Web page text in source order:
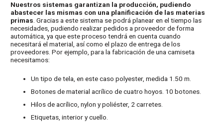
Nuestros sistemas garantizan la producción, pudiendo
abastecer las mismas con una planificación de las materias
primas . Gracias a este sistema se podrá planear en el tiempo las
necesidades, pudiendo realizar pedidos a proveedor de forma
automática, ya que este proceso tendrá en cuenta cuando
necesitará el material, así como el plazo de entrega de los
proveedores. Por ejemplo, para la fabricación de una camiseta
necesitamos:
Un tipo de tela, en este caso polyester, medida 1.50 m.
Botones de material acrílico de cuatro hoyos. 10 botones.
Hilos de acrílico, nylon y poliéster, 2 carretes.
Etiquetas, interior y cuello.